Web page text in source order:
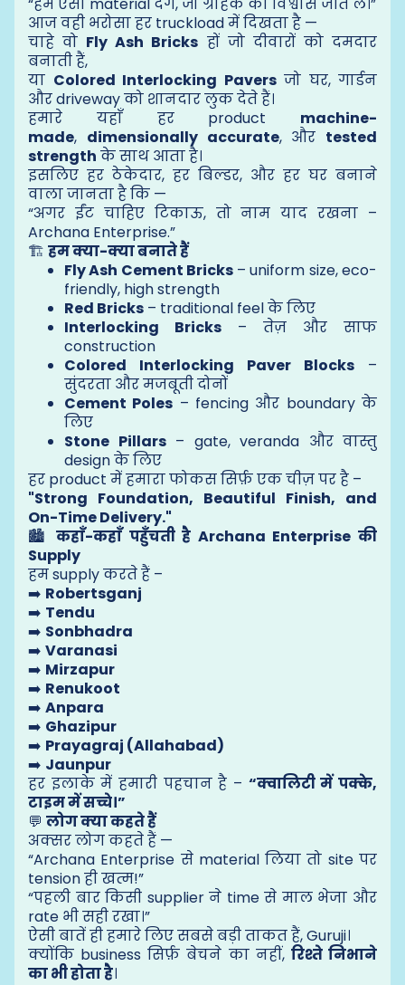
आज वही भरोसा हर truckload में दिखता है —
चाहे वो Fly Ash Bricks हों जो दीवारों को दमदार
बनाती हैं,
या Colored Interlocking Paversजो घर, गार्डन
और driveway को शानदार लुक देते हैं।
हमारे यहाँ हर product machine-
made, dimensionally accurate, और tested
strength के साथ आता है।
इसलिए हर ठेकेदार, हर बिल्डर, और हर घर बनाने
वाला जानता है कि —
“अगर ईंट चाहिए टिकाऊ, तो नाम याद रखना –
Archana Enterprise.”
🏗️ हम क्या-क्या बनाते हैं
Fly Ash Cement Bricks– uniform size, eco-
friendly, high strength
Red Bricks – traditional feel के लिए
Interlocking Bricks – तेज़ और साफ
construction
Colored Interlocking Paver Blocks –
सुंदरता और मजबूती दोनों
Cement Poles – fencing और boundary के
लिए
Stone Pillars– gate, veranda और वास्तु
design के लिए
हर product में हमारा फोकस सिर्फ़ एक चीज़ पर है –
"Strong Foundation, Beautiful Finish, and
On-Time Delivery."
🏙️कहाँ-कहाँ पहुँचती है Archana Enterprise की
Supply
हम supply करते हैं –
➡️ Robertsganj
➡️ Tendu
➡️ Sonbhadra
➡️ Varanasi
➡️ Mirzapur
➡️ Renukoot
➡️ Anpara
➡️ Ghazipur
➡️ Prayagraj (Allahabad)
➡️ Jaunpur
हर इलाके में हमारी पहचान है – “क्वालिटी में पक्के,
टाइम में सच्चे।”
💬 लोग क्या कहते हैं
अक्सर लोग कहते हैं —
“Archana Enterprise से material लिया तो site पर
tension ही खत्म!”
“पहली बार किसी supplier ने time से माल भेजा और
rate भी सही रखा।”
ऐसी बातें ही हमारे लिए सबसे बड़ी ताकत हैं, Guruji।
क्योंकि business सिर्फ़ बेचने का नहीं, रिश्ते निभाने
का भी होता है।